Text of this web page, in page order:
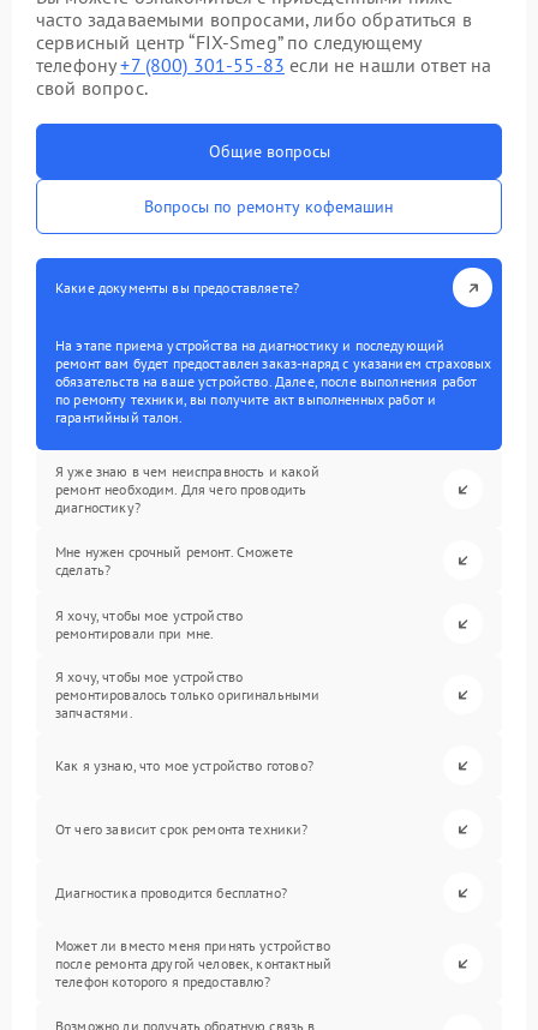
часто задаваемыми вопросами, либо обратиться в
сервисный центр “FIX-Smeg” по следующему
телефону+7 (800) 301-55-83 если не нашли ответ на
свой вопрос.
Общие вопросы
Вопросы по ремонту кофемашин
Какие документы вы предоставляете?
На этапе приема устройства на диагностику и последующий
ремонт вам будет предоставлен заказ-наряд с указанием страховых
обязательств на ваше устройство. Далее, после выполнения работ
по ремонту техники, вы получите акт выполненных работ и
гарантийный талон.
Я уже знаю в чем неисправность и какой
ремонт необходим. Для чего проводить
диагностику?
Мне нужен срочный ремонт. Сможете
сделать?
Я хочу, чтобы мое устройство
ремонтировали при мне.
Я хочу, чтобы мое устройство
ремонтировалось только оригинальными
запчастями.
Как я узнаю, что мое устройство готово?
От чего зависит срок ремонта техники?
Диагностика проводится бесплатно?
Может ли вместо меня принять устройство
после ремонта другой человек, контактный
телефон которого я предоставлю?
Возможно ли получать обратную связь в